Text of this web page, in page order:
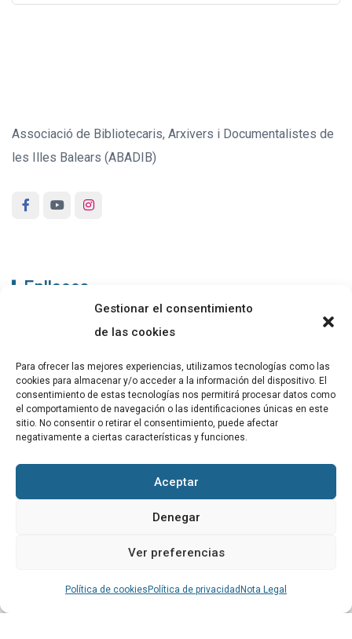
Gestionar el consentimiento
de las cookies
Para ofrecer las mejores experiencias, utilizamos tecnologías como las
cookies para almacenar y/o acceder a la información del dispositivo. El
consentimiento de estas tecnologías nos permitirá procesar datos como
el comportamiento de navegación o las identificaciones únicas en este
sitio. No consentir o retirar el consentimiento, puede afectar
negativamente a ciertas características y funciones.
Aceptar
Denegar
Ver preferencias
Política de cookies Política de privacidad Nota Legal
Associació de Bibliotecaris, Arxivers i Documentalistes de
les Illes Balears (ABADIB)
Enllaços
PUBLICACIONS
CONTACTE
Altres